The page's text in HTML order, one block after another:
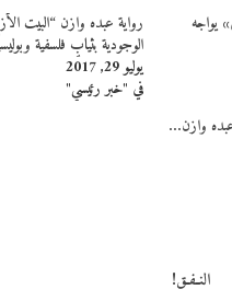
يواجه
رواية عبده وازن “البيت
الوجودية بثيابٍ فلسفية
يوليو 29, 2017
في "خبر رئيسي"
وازن…
النـفـق!